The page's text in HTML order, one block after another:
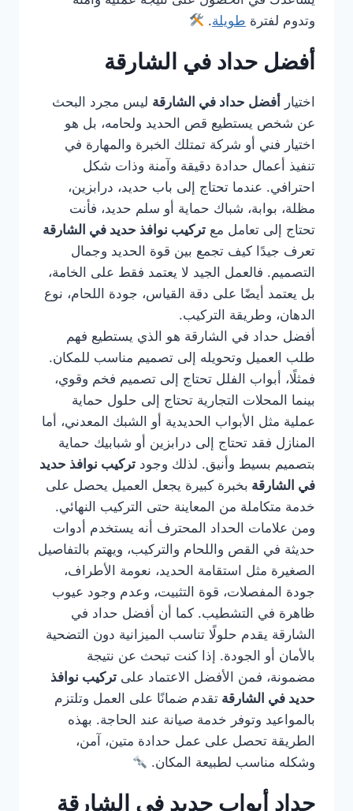
وتدوم لفترة طويلة.
أفضل حداد في الشارقة
اختيار أفضل حداد في الشارقة ليس مجرد البحث
عن شخص يستطيع قص الحديد ولحامه، بل هو
اختيار فني أو شركة تمتلك الخبرة والمهارة في
تنفيذ أعمال حدادة دقيقة وآمنة وذات شكل
احترافي. عندما تحتاج إلى باب حديد، درابزين،
مظلة، بوابة، شباك حماية أو سلم حديد، فأنت
تحتاج إلى تعامل مع تركيب نوافذ حديد في الشارقة
تعرف جيدًا كيف تجمع بين قوة الحديد وجمال
التصميم. فالعمل الجيد لا يعتمد فقط على الخامة،
بل يعتمد أيضًا على دقة القياس، جودة اللحام، نوع
الدهان، وطريقة التركيب.
أفضل حداد في الشارقة هو الذي يستطيع فهم
طلب العميل وتحويله إلى تصميم مناسب للمكان.
فمثلًا، أبواب الفلل تحتاج إلى تصميم فخم وقوي،
بينما المحلات التجارية تحتاج إلى حلول حماية
عملية مثل الأبواب الحديدية أو الشبك المعدني، أما
المنازل فقد تحتاج إلى درابزين أو شبابيك حماية
بتصميم بسيط وأنيق. لذلك وجود تركيب نوافذ حديد
في الشارقة بخبرة كبيرة يجعل العميل يحصل على
خدمة متكاملة من المعاينة حتى التركيب النهائي.
ومن علامات الحداد المحترف أنه يستخدم أدوات
حديثة في القص واللحام والتركيب، ويهتم بالتفاصيل
الصغيرة مثل استقامة الحديد، نعومة الأطراف،
جودة المفصلات، قوة التثبيت، وعدم وجود عيوب
ظاهرة في التشطيب. كما أن أفضل حداد في
الشارقة يقدم حلولًا تناسب الميزانية دون التضحية
بالأمان أو الجودة. إذا كنت تبحث عن نتيجة
مضمونة، فمن الأفضل الاعتماد على تركيب نوافذ
حديد في الشارقة تقدم ضمانًا على العمل وتلتزم
بالمواعيد وتوفر خدمة صيانة عند الحاجة. بهذه
الطريقة تحصل على عمل حدادة متين، آمن،
وشكله مناسب لطبيعة المكان.
حداد أبواب حديد في الشارقة